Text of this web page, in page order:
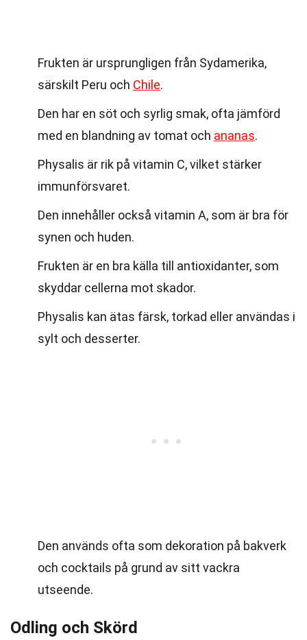
Frukten är ursprungligen från Sydamerika,
särskilt Peru och Chile.
Den har en söt och syrlig smak, ofta jämförd
med en blandning av tomat och ananas.
Physalis är rik på vitamin C, vilket stärker
immunförsvaret.
Den innehåller också vitamin A, som är bra för
synen och huden.
Frukten är en bra källa till antioxidanter, som
skyddar cellerna mot skador.
Physalis kan ätas färsk, torkad eller användas i
sylt och desserter.
Den används ofta som dekoration på bakverk
och cocktails på grund av sitt vackra
utseende.
Odling och Skörd